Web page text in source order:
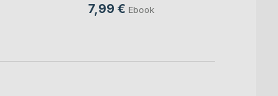
7,99 € Ebook